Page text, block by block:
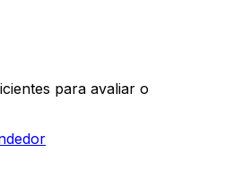
para avaliar o